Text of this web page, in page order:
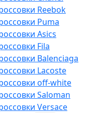
Reebok
Puma
Asics
Fila
Balenciaga
Lacoste
off-white
Saloman
Versace